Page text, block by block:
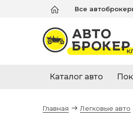
Все
Каталог авто
Главная Легковые авто